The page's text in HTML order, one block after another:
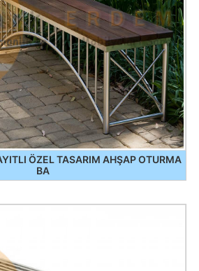
ÖZEL TASARIM AHŞAP OTURMA
BA